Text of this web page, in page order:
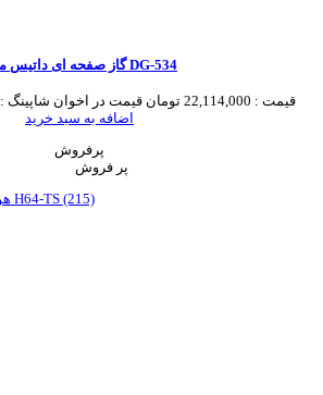
گاز صفحه ای داتیس مدل DG-534
قیمت : 22,114,000 تومان قیمت در اخوان شاپینگ :
اضافه به سبد خرید
پرفروش